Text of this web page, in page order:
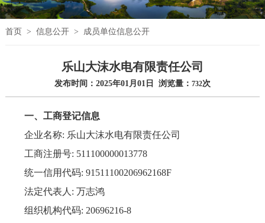
首页 > 信息公开> 成员单位信息公开
乐山大沫水电有限责任公司
发布时间：2025年01月01日 浏览量： 732次
一、工商登记信息
企业名称: 乐山大沫水电有限责任公司
工商注册号: 511100000013778
统一信用代码: 91511100206962168F
法定代表人: 万志鸿
组织机构代码: 20696216-8